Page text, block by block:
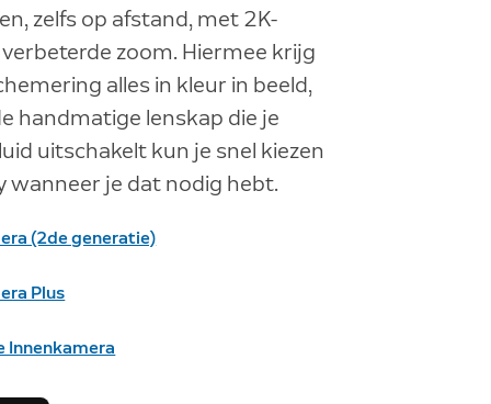
zelfs op afstand, met 2K-
zoom. Hiermee krijg
alles in kleur in beeld,
handmatige lenskap die je
uitschakelt kun je snel kiezen
wanneer je dat nodig hebt.
(2de generatie)
Plus
Innenkamera